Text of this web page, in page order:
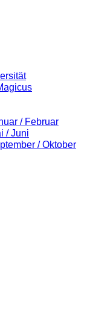
/ Februar
/ Juni
/ Oktober